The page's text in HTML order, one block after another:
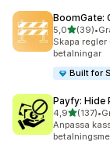
BoomGate:
5,0av 5(39)
39 •
Skapa regler
betalningar
Built for
Payfy: Hide
4,9av 5(137)
137 •
Anpassa